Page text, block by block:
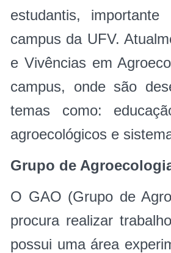
estudantis,
campus da UFV.
e Vivências em
campus, onde são
temas como:
agroecológicos e
Grupo de
O GAO (Grupo de
procura realizar
possui uma área